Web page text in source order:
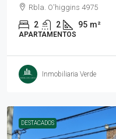
Rbla. O'higgins 4975
2 2 95 m²
APARTAMENTOS
Inmobiliaria Verde
DESTACADOS